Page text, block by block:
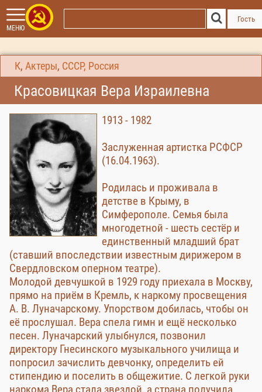
МЕНЮ
Гость
К, Актеры, СССР, Россия
Красовицкая Вера Израилевна
1913 - 1982
Заслуженная артистка РСФСР
(16.04.1963).
Родилась и проживала в
детстве в Крыму, в
Симферополе. Семья была
многодетной - шесть сестёр и
единственный младший брат
(ставший впоследствии известным дирижером в
Свердловском оперном театре).
Молодой девчушкой в 1929 году приехала в Москву,
прямо на приём в Кремль, к наркому просвещения
А. В. Луначарскому. Упорством добилась, чтобы он
её прослушал. Вера спела гимн и ещё несколько
песен. Луначарский улыбнулся, позвонил
директору Гнесинского музыкального училища и
попросил зачислить девчонку, определить ей
стипендию и поселить в общежитие. С легкой руки